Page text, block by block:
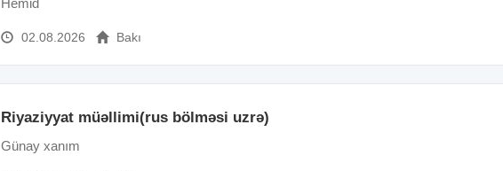
Hemid
02.08.2026 Bakı
Riyaziyyat müəllimi(rus bölməsi uzrə)
Günay xanım